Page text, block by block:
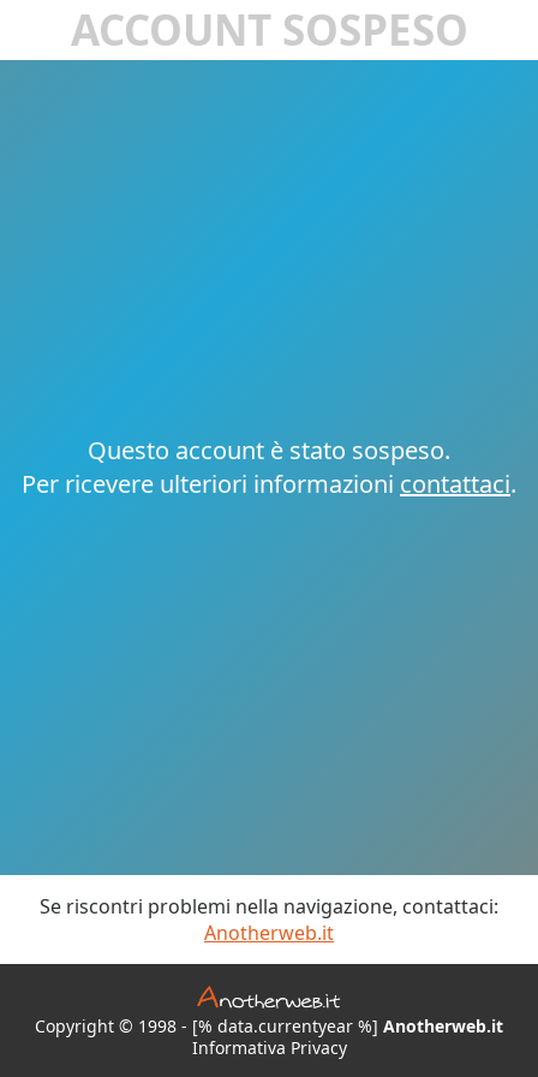
ACCOUNT SOSPESO
Questo account è stato sospeso.
Per ricevere ulteriori informazioni contattaci.
Se riscontri problemi nella navigazione, contattaci:
Anotherweb.it
Copyright © 1998 - [% data.currentyear %] Anotherweb.it
Informativa Privacy